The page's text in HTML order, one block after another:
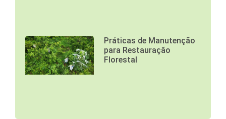
Práticas de Manutenção
para Restauração
Florestal